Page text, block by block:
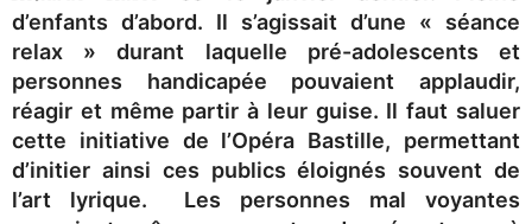
d’enfants d’abord. Il s’agissait d’une « séance
relax » durant laquelle pré-adolescents et
personnes handicapée pouvaient applaudir,
réagir et même partir à leur guise. Il faut saluer
cette initiative de l’Opéra Bastille, permettant
d’initier ainsi ces publics éloignés souvent de
l’art lyrique. Les personnes mal voyantes